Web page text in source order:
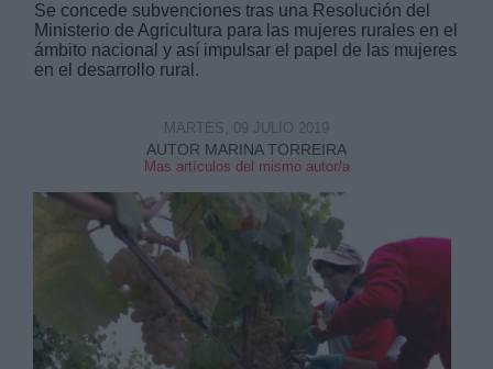
Se concede subvenciones tras una Resolución del
Ministerio de Agricultura para las mujeres rurales en el
ámbito nacional y así impulsar el papel de las mujeres
en el desarrollo rural.
AUTOR MARINA TORREIRA
Mas artículos del mismo autor/a
MARTES, 09 JULIO 2019
Destinatarios:
Derechos:
Información adicional